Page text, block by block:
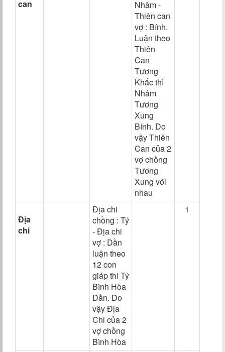
can
Nhâm -
Thiên can
vợ : Bính.
Luận theo
Thiên
Can
Tương
Khắc thì
Nhâm
Tương
Xung
Bính. Do
vậy Thiên
Can của 2
vợ chồng
Tương
Xung với
nhau
Địa
chi
Địa chi
chồng : Tý
- Địa chi
vợ : Dần
luận theo
12 con
giáp thì Tý
Bình Hòa
Dần. Do
vậy Địa
Chi của 2
vợ chồng
Bình Hòa
1